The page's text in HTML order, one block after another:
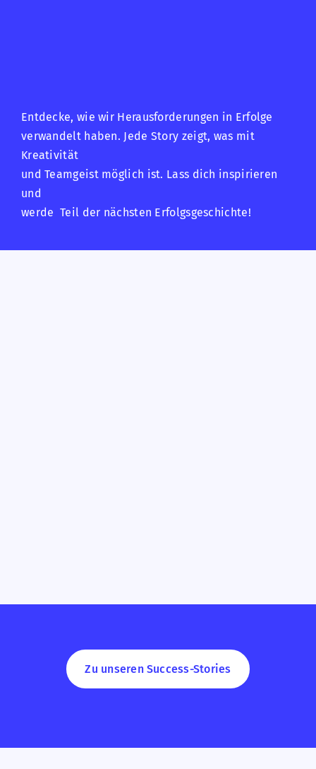
Entdecke, wie wir Herausforderungen in Erfolge
verwandelt haben. Jede Story zeigt, was mit
Kreativität
und Teamgeist möglich ist. Lass dich inspirieren
und
werde Teil der nächsten Erfolgsgeschichte!
Zu unseren Success-Stories